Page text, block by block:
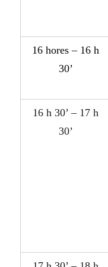
16 hores – 16 h
30’
16 h 30’ – 17 h
30’